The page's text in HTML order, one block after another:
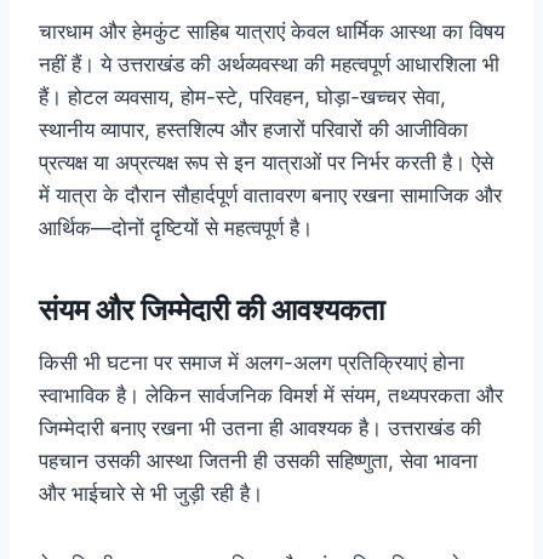
चारधाम और हेमकुंट साहिब यात्राएं केवल धार्मिक आस्था का विषय
नहीं हैं। ये उत्तराखंड की अर्थव्यवस्था की महत्वपूर्ण आधारशिला भी
हैं। होटल व्यवसाय, होम-स्टे, परिवहन, घोड़ा-खच्चर सेवा,
स्थानीय व्यापार, हस्तशिल्प और हजारों परिवारों की आजीविका
प्रत्यक्ष या अप्रत्यक्ष रूप से इन यात्राओं पर निर्भर करती है। ऐसे
में यात्रा के दौरान सौहार्दपूर्ण वातावरण बनाए रखना सामाजिक और
आर्थिक—दोनों दृष्टियों से महत्वपूर्ण है।
संयम और जिम्मेदारी की आवश्यकता
किसी भी घटना पर समाज में अलग-अलग प्रतिक्रियाएं होना
स्वाभाविक है। लेकिन सार्वजनिक विमर्श में संयम, तथ्यपरकता और
जिम्मेदारी बनाए रखना भी उतना ही आवश्यक है। उत्तराखंड की
पहचान उसकी आस्था जितनी ही उसकी सहिष्णुता, सेवा भावना
और भाईचारे से भी जुड़ी रही है।